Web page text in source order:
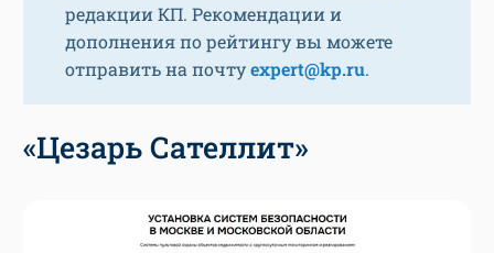
редакции КП. Рекомендации и
дополнения по рейтингу вы можете
отправить на почтуexpert@kp.ru.
«Цезарь Сателлит»